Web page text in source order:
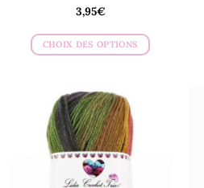
3,95€
CHOIX DES OPTIONS
a
plusieurs
variations.
Les
options
peuvent